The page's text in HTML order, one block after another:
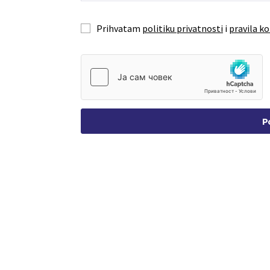
Prihvatam politiku privatnosti i pravila